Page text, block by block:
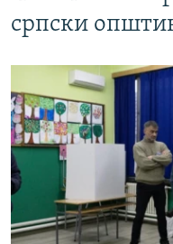
српски